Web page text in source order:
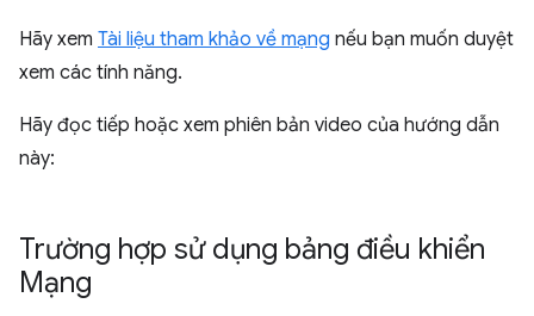
Hãy xem Tài liệu tham khảo về mạng nếu bạn muốn duyệt
xem các tính năng.
Hãy đọc tiếp hoặc xem phiên bản video của hướng dẫn
này:
Trường hợp sử dụng bảng điều khiển
Mạng